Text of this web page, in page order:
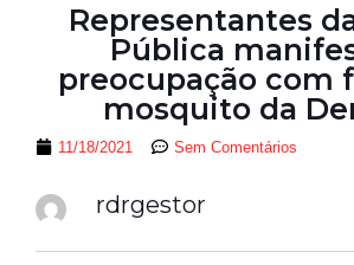
Representantes
Pública
preocupação com
mosquito da
11/18/2021 Sem Comentários
rdrgestor